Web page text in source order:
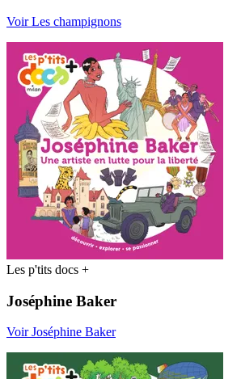
Voir Les champignons
Les p'tits docs +
Joséphine Baker
Voir Joséphine Baker